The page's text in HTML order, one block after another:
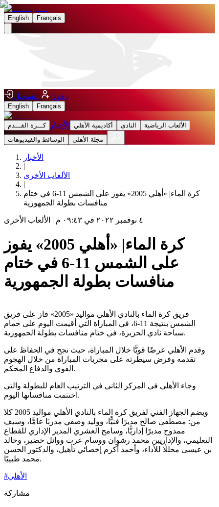
English Français
دخول التسجيل
English Français
كـــرة القـــدم الأخبار أكاديمية الأهلي النادى
الألعاب الرياضية
الوسائط والفيديوهات
مجلة الأهلى
الأخبار
|
الألعاب الأخرى
|
كرة الماء| «أهلي 2005» يفوز على الشمس 11-6 في ختام
منافسات بطولة الجمهورية
٤ نوفمبر ٢٠٢٢ في ٠٩:٤٣ م | الألعاب الأخرى
كرة الماء| «أهلي 2005» يفوز
على الشمس 11-6 في ختام
منافسات بطولة الجمهورية
فريق كرة الماء بالنادي الأهلي مواليد «2005» فاز على فريق
الشمس بنتيجة 11-6، في المباراة التي أقيمت اليوم على حمام
سباحة نادي الجزيرة، في ختام منافسات بطولة الجمهورية.
وقدم الأهلي عرضًا قويًّا خلال المباراة، حيث نجح في الحفاظ على
تقدمه وفرض سيطرته على مجريات المباراة من خلال الهجوم
القوي والدفاع المحكم.
وجاء الأهلي في المركز الثاني في الترتيب العام للبطولة والتي
اختتمت منافساتها اليوم.
ويضم الجهاز الفني لفريق كرة الماء بالنادي الأهلي مواليد 2005 كلا
من: مصطفى صالح مديرًا فنيًّا، ووليد وصفي مدربًا عامًّا، وسيف
ممدوح مديرًا إداريًّا، وسامح العشري المدير الإداري للقطاع
التعليمي، والإداريين محمد رشوان ووسام عزت ووائل خضير، وخالد
بن عيسى محللًا للأداء، وأحمد أكرم إخصائي تأهيل، والدكتور الحسن
محمد طبيبًا.
#الأهلي
مشاركة